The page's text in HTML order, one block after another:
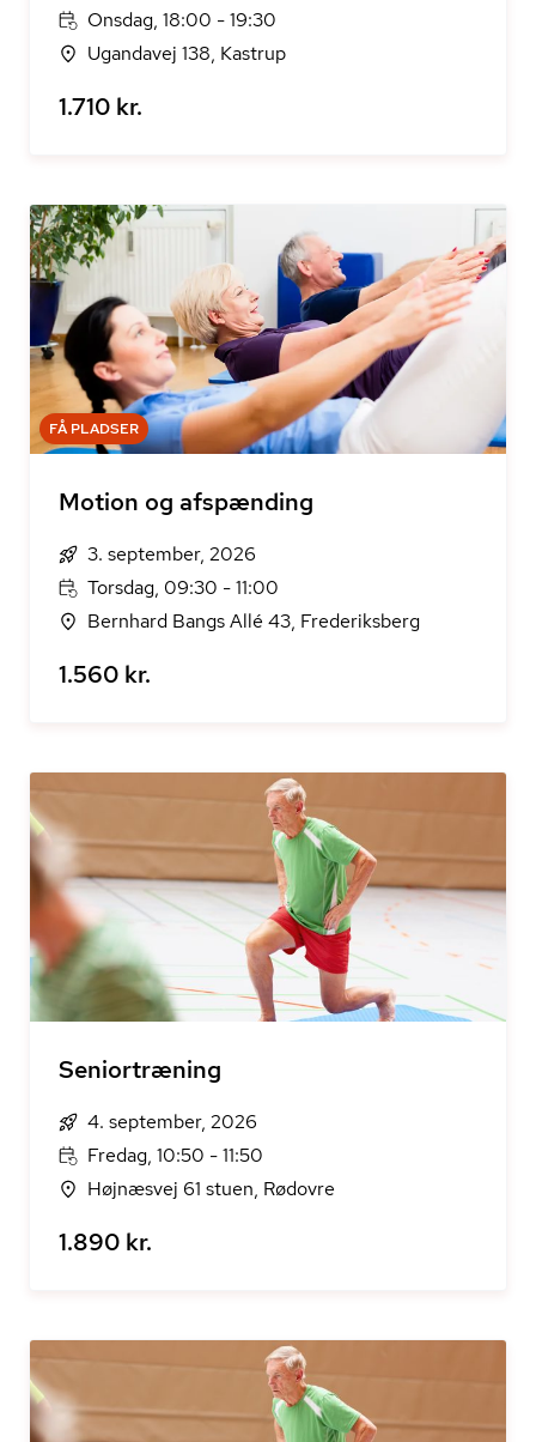
Onsdag, 18:00 - 19:30
Ugandavej 138, Kastrup
1.710 kr.
FÅ PLADSER
Motion og afspænding
3. september, 2026
Torsdag, 09:30 - 11:00
Bernhard Bangs Allé 43, Frederiksberg
1.560 kr.
Seniortræning
4. september, 2026
Fredag, 10:50 - 11:50
Højnæsvej 61 stuen, Rødovre
1.890 kr.